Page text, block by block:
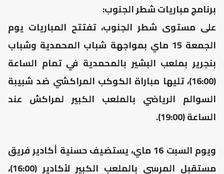
برنامج مباريات شطر الجنوب:
على مستوى شطر الجنوب، تفتتح المباريات يوم
الجمعة 15 ماي بمواجهة شباب المحمدية وشباب
بنجرير بملعب البشير بالمحمدية في تمام الساعة
(16:00)، تليها مباراة الكوكب المراكشي ضد شبيبة
السوالم الرياضي بالملعب الكبير لمراكش عند
الساعة (19:00).
ويوم السبت 16 ماي، يستضيف حسنية أكادير فريق
مستقبل المرسى بالملعب الكبير لأكادير (16:00)،